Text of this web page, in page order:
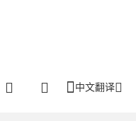
中文翻译